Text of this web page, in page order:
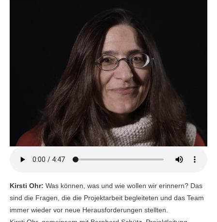
Kirsti Ohr: Was können, was und wie wollen wir erinnern? Das
sind die Fragen, die die Projektarbeit begleiteten und das Team
immer wieder vor neue Herausforderungen stellten.